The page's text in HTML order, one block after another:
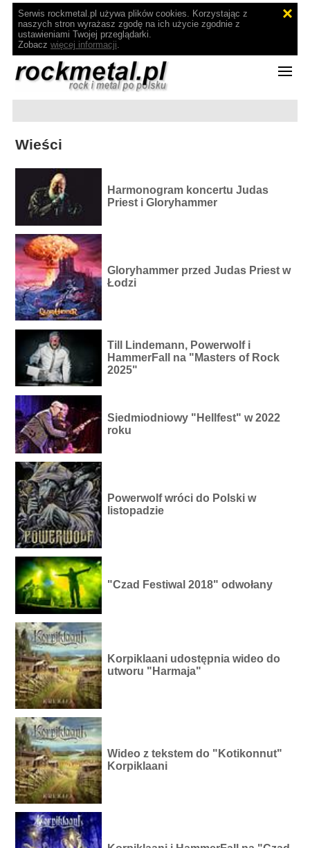
Serwis rockmetal.pl używa plików cookies. Korzystając z
naszych stron wyrażasz zgodę na ich użycie zgodnie z
ustawieniami Twojej przeglądarki.
Zobacz więcej informacji.
Wieści
Harmonogram koncertu Judas
Priest i Gloryhammer
Gloryhammer przed Judas Priest w
Łodzi
Till Lindemann, Powerwolf i
HammerFall na "Masters of Rock
2025"
Siedmiodniowy "Hellfest" w 2022
roku
Powerwolf wróci do Polski w
listopadzie
"Czad Festiwal 2018" odwołany
Korpiklaani udostępnia wideo do
utworu "Harmaja"
Wideo z tekstem do "Kotikonnut"
Korpiklaani